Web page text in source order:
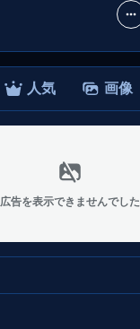
人気 画像
広告を表示できませんでした